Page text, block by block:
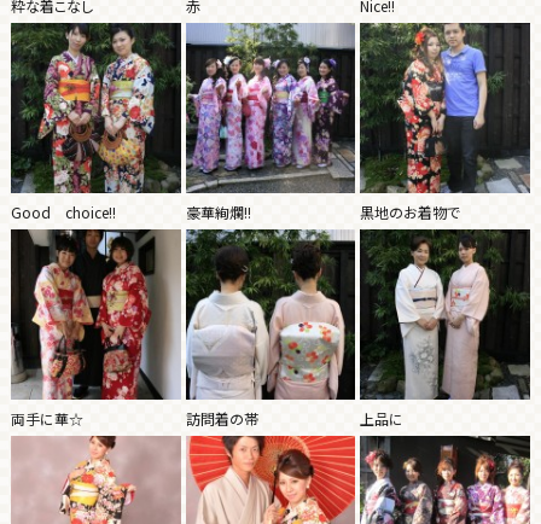
粋な着こなし 赤 Nice!!
Good choice!! 豪華絢爛!! 黒地のお着物で
両手に華☆ 訪問着の帯 上品に